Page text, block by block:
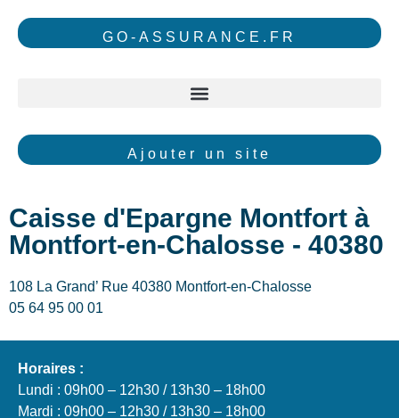
GO-ASSURANCE.FR
Ajouter un site
Caisse d'Epargne Montfort à
Montfort-en-Chalosse - 40380
108 La Grand’ Rue 40380 Montfort-en-Chalosse
05 64 95 00 01
Horaires :
Lundi : 09h00 – 12h30 / 13h30 – 18h00
Mardi : 09h00 – 12h30 / 13h30 – 18h00